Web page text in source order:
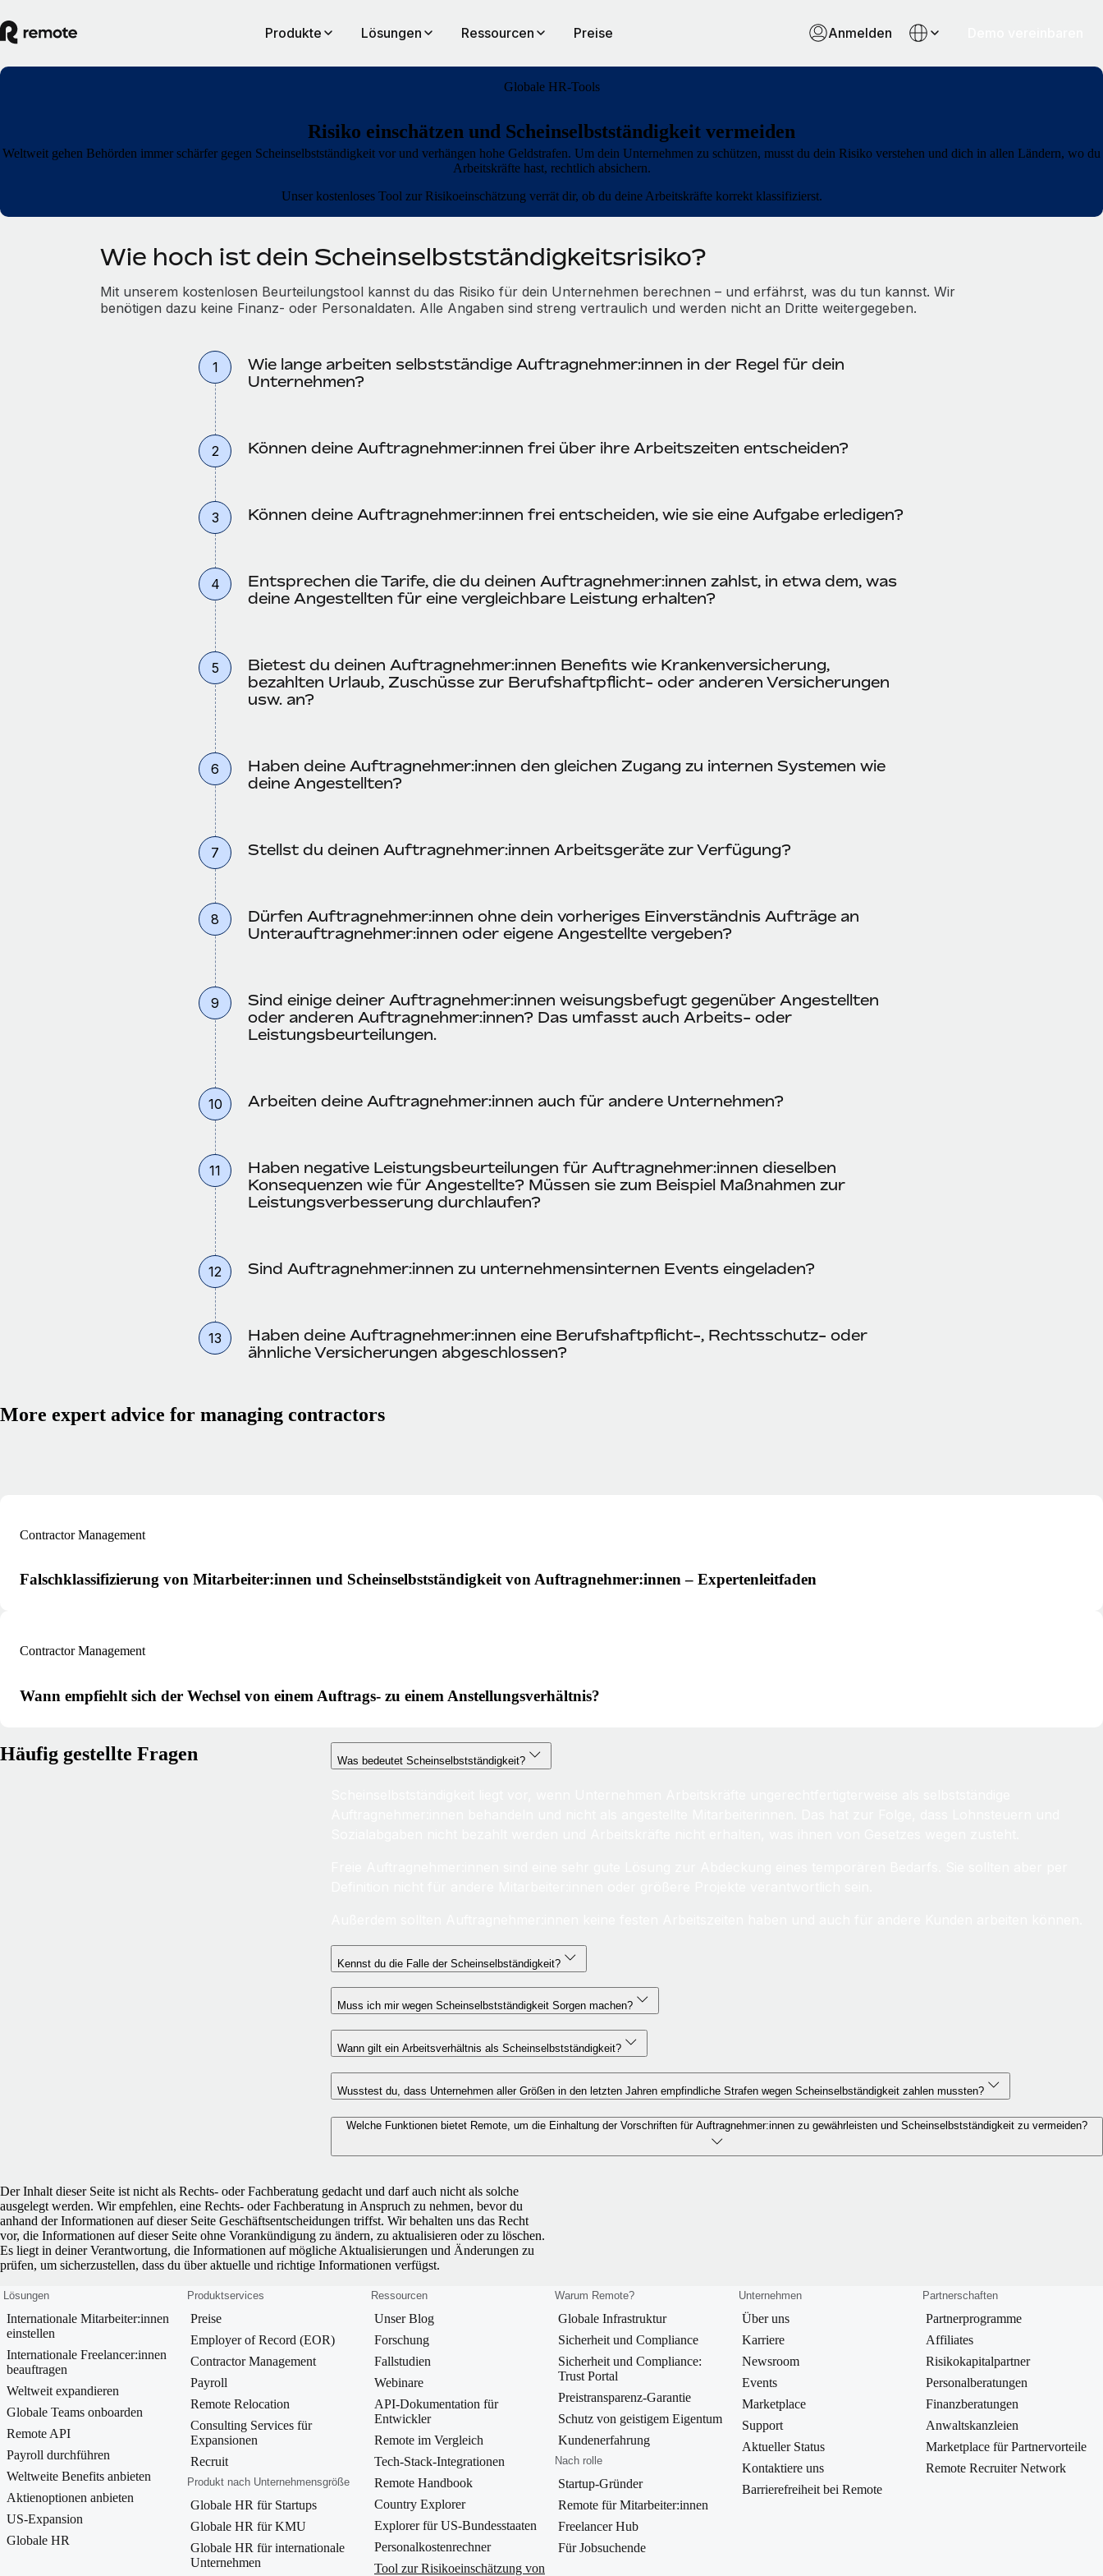
Produkte Lösungen Ressourcen Preise Anmelden
Globale HR-Tools
Risiko einschätzen und Scheinselbstständigkeit vermeiden
Weltweit gehen Behörden immer schärfer gegen Scheinselbstständigkeit vor und verhängen hohe Geldstrafen. Um dein Unternehmen zu schützen, musst du dein Risiko verstehen und dich in allen Ländern, wo du
Arbeitskräfte hast, rechtlich absichern.
Unser kostenloses Tool zur Risikoeinschätzung verrät dir, ob du deine Arbeitskräfte korrekt klassifizierst.
Wie hoch ist dein Scheinselbstständigkeitsrisiko?
Mit unserem kostenlosen Beurteilungstool kannst du das Risiko für dein Unternehmen berechnen – und erfährst, was du tun kannst. Wir
benötigen dazu keine Finanz- oder Personaldaten. Alle Angaben sind streng vertraulich und werden nicht an Dritte weitergegeben.
1
Wie lange arbeiten selbstständige Auftragnehmer:innen in der Regel für dein
Unternehmen?
2 Können deine Auftragnehmer:innen frei über ihre Arbeitszeiten entscheiden?
3 Können deine Auftragnehmer:innen frei entscheiden, wie sie eine Aufgabe erledigen?
4
Entsprechen die Tarife, die du deinen Auftragnehmer:innen zahlst, in etwa dem, was
deine Angestellten für eine vergleichbare Leistung erhalten?
5
Bietest du deinen Auftragnehmer:innen Benefits wie Krankenversicherung,
bezahlten Urlaub, Zuschüsse zur Berufshaftpflicht- oder anderen Versicherungen
usw. an?
6
Haben deine Auftragnehmer:innen den gleichen Zugang zu internen Systemen wie
deine Angestellten?
7 Stellst du deinen Auftragnehmer:innen Arbeitsgeräte zur Verfügung?
8
Dürfen Auftragnehmer:innen ohne dein vorheriges Einverständnis Aufträge an
Unterauftragnehmer:innen oder eigene Angestellte vergeben?
9
Sind einige deiner Auftragnehmer:innen weisungsbefugt gegenüber Angestellten
oder anderen Auftragnehmer:innen? Das umfasst auch Arbeits- oder
Leistungsbeurteilungen.
10 Arbeiten deine Auftragnehmer:innen auch für andere Unternehmen?
11
Haben negative Leistungsbeurteilungen für Auftragnehmer:innen dieselben
Konsequenzen wie für Angestellte? Müssen sie zum Beispiel Maßnahmen zur
Leistungsverbesserung durchlaufen?
12 Sind Auftragnehmer:innen zu unternehmensinternen Events eingeladen?
13
Haben deine Auftragnehmer:innen eine Berufshaftpflicht-, Rechtsschutz- oder
ähnliche Versicherungen abgeschlossen?
More expert advice for managing contractors
Contractor Management
Falschklassifizierung von Mitarbeiter:innen und Scheinselbstständigkeit von Auftragnehmer:innen – Expertenleitfaden
Contractor Management
Wann empfiehlt sich der Wechsel von einem Auftrags- zu einem Anstellungsverhältnis?
Häufig gestellte Fragen Was bedeutet Scheinselbstständigkeit?
Kennst du die Falle der Scheinselbständigkeit?
Muss ich mir wegen Scheinselbstständigkeit Sorgen machen?
Wann gilt ein Arbeitsverhältnis als Scheinselbstständigkeit?
Wusstest du, dass Unternehmen aller Größen in den letzten Jahren empfindliche Strafen wegen Scheinselbständigkeit zahlen mussten?
Welche Funktionen bietet Remote, um die Einhaltung der Vorschriften für Auftragnehmer:innen zu gewährleisten und Scheinselbstständigkeit zu vermeiden?
Der Inhalt dieser Seite ist nicht als Rechts- oder Fachberatung gedacht und darf auch nicht als solche
ausgelegt werden. Wir empfehlen, eine Rechts- oder Fachberatung in Anspruch zu nehmen, bevor du
anhand der Informationen auf dieser Seite Geschäftsentscheidungen triffst. Wir behalten uns das Recht
vor, die Informationen auf dieser Seite ohne Vorankündigung zu ändern, zu aktualisieren oder zu löschen.
Es liegt in deiner Verantwortung, die Informationen auf mögliche Aktualisierungen und Änderungen zu
prüfen, um sicherzustellen, dass du über aktuelle und richtige Informationen verfügst.
Lösungen
Internationale Mitarbeiter:innen
einstellen
Internationale Freelancer:innen
beauftragen
Weltweit expandieren
Globale Teams onboarden
Remote API
Payroll durchführen
Weltweite Benefits anbieten
Aktienoptionen anbieten
US-Expansion
Globale HR
Produktservices
Preise
Employer of Record (EOR)
Contractor Management
Payroll
Remote Relocation
Consulting Services für
Expansionen
Recruit
Produkt nach Unternehmensgröße
Globale HR für Startups
Globale HR für KMU
Globale HR für internationale
Unternehmen
Ressourcen
Unser Blog
Forschung
Fallstudien
Webinare
API-Dokumentation für
Entwickler
Remote im Vergleich
Tech-Stack-Integrationen
Remote Handbook
Country Explorer
Explorer für US-Bundesstaaten
Personalkostenrechner
Tool zur Risikoeinschätzung von
Warum Remote?
Globale Infrastruktur
Sicherheit und Compliance
Sicherheit und Compliance:
Trust Portal
Preistransparenz-Garantie
Schutz von geistigem Eigentum
Kundenerfahrung
Nach rolle
Startup-Gründer
Remote für Mitarbeiter:innen
Freelancer Hub
Für Jobsuchende
Unternehmen
Über uns
Karriere
Newsroom
Events
Marketplace
Support
Aktueller Status
Kontaktiere uns
Barrierefreiheit bei Remote
Partnerschaften
Partnerprogramme
Affiliates
Risikokapitalpartner
Personalberatungen
Finanzberatungen
Anwaltskanzleien
Marketplace für Partnervorteile
Remote Recruiter Network